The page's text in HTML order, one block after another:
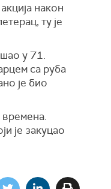
након
ту је
у 71.
са руба
је био
времена.
је закуцао